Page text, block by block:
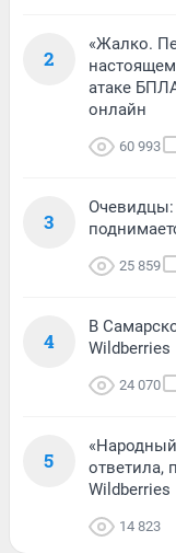
2
«Жалко.
атаке
онлайн
60 993
3
Очевидцы:
25 859
4
В
Wildberries
24 070
5
ответила,
Wildberries
14 823